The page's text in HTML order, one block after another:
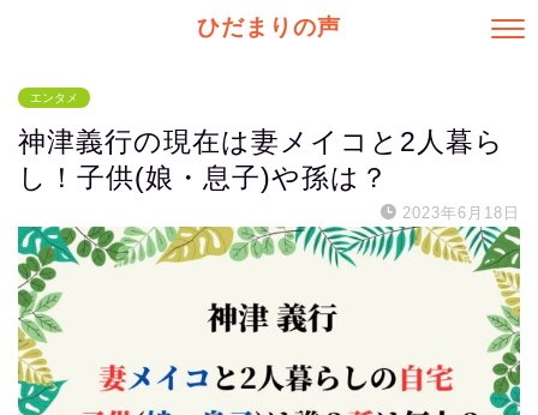
ひだまりの声
エンタメ
神津義行の現在は妻メイコと2人暮ら
し！子供(娘・息子)や孫は？
2023年6月18日